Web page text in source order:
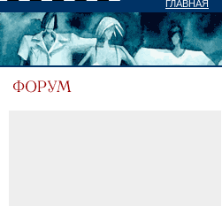
ГЛАВНАЯ